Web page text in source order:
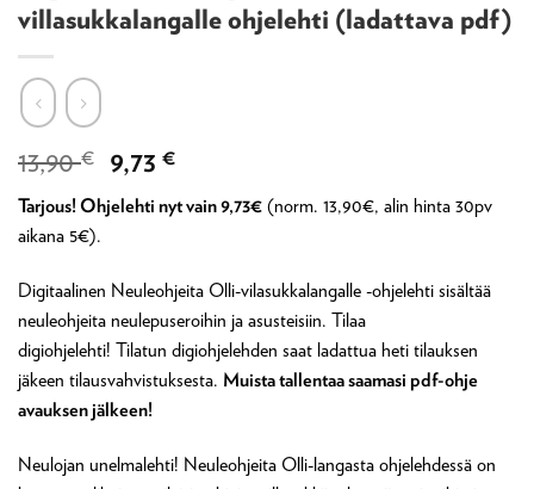
villasukkalangalle ohjelehti (ladattava pdf)
13,90€
Alkuperäinen
oli:
9,73€
on:
Tarjous! Ohjelehti nyt vain 9,73€ (norm. 13,90€, alin hinta 30pv
aikana 5€).
Digitaalinen Neuleohjeita Olli-vilasukkalangalle -ohjelehti sisältää
neuleohjeita neulepuseroihin ja asusteisiin. Tilaa
digiohjelehti! Tilatun digiohjelehden saat ladattua heti tilauksen
jäkeen tilausvahvistuksesta. Muista tallentaa saamasi pdf-ohje
avauksen jälkeen!
Neulojan unelmalehti! Neuleohjeita Olli-langasta ohjelehdessä on